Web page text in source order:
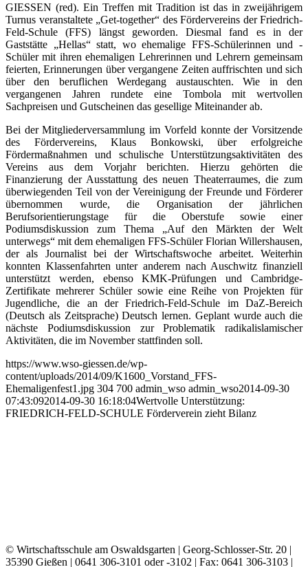
GIESSEN (red). Ein Treffen mit Tradition ist das in zweijährigem
Turnus veranstaltete „Get-together“ des Fördervereins der Friedrich-
Feld-Schule (FFS) längst geworden. Diesmal fand es in der
Gaststätte „Hellas“ statt, wo ehemalige FFS-Schülerinnen und -
Schüler mit ihren ehemaligen Lehrerinnen und Lehrern gemeinsam
feierten, Erinnerungen über vergangene Zeiten auffrischten und sich
über den beruflichen Werdegang austauschten. Wie in den
vergangenen Jahren rundete eine Tombola mit wertvollen
Sachpreisen und Gutscheinen das gesellige Miteinander ab.
Bei der Mitgliederversammlung im Vorfeld konnte der Vorsitzende
des Fördervereins, Klaus Bonkowski, über erfolgreiche
Fördermaßnahmen und schulische Unterstützungsaktivitäten des
Vereins aus dem Vorjahr berichten. Hierzu gehörten die
Finanzierung der Ausstattung des neuen Theaterraumes, die zum
überwiegenden Teil von der Vereinigung der Freunde und Förderer
übernommen wurde, die Organisation der jährlichen
Berufsorientierungstage für die Oberstufe sowie einer
Podiumsdiskussion zum Thema „Auf den Märkten der Welt
unterwegs“ mit dem ehemaligen FFS-Schüler Florian Willershausen,
der als Journalist bei der Wirtschaftswoche arbeitet. Weiterhin
konnten Klassenfahrten unter anderem nach Auschwitz finanziell
unterstützt werden, ebenso KMK-Prüfungen und Cambridge-
Zertifikate mehrerer Schüler sowie eine Reihe von Projekten für
Jugendliche, die an der Friedrich-Feld-Schule im DaZ-Bereich
(Deutsch als Zeitsprache) Deutsch lernen. Geplant wurde auch die
nächste Podiumsdiskussion zur Problematik radikalislamischer
Aktivitäten, die im November stattfinden soll.
https://www.wso-giessen.de/wp-
content/uploads/2014/09/K1600_Vorstand_FFS-
Ehemaligenfest1.jpg 304 700 admin_wso admin_wso2014-09-30
07:43:092014-09-30 16:18:04Wertvolle Unterstützung:
FRIEDRICH-FELD-SCHULE Förderverein zieht Bilanz
© Wirtschaftsschule am Oswaldsgarten | Georg-Schlosser-Str. 20 |
35390 Gießen | 0641 306-3101 oder -3102 | Fax: 0641 306-3103 |